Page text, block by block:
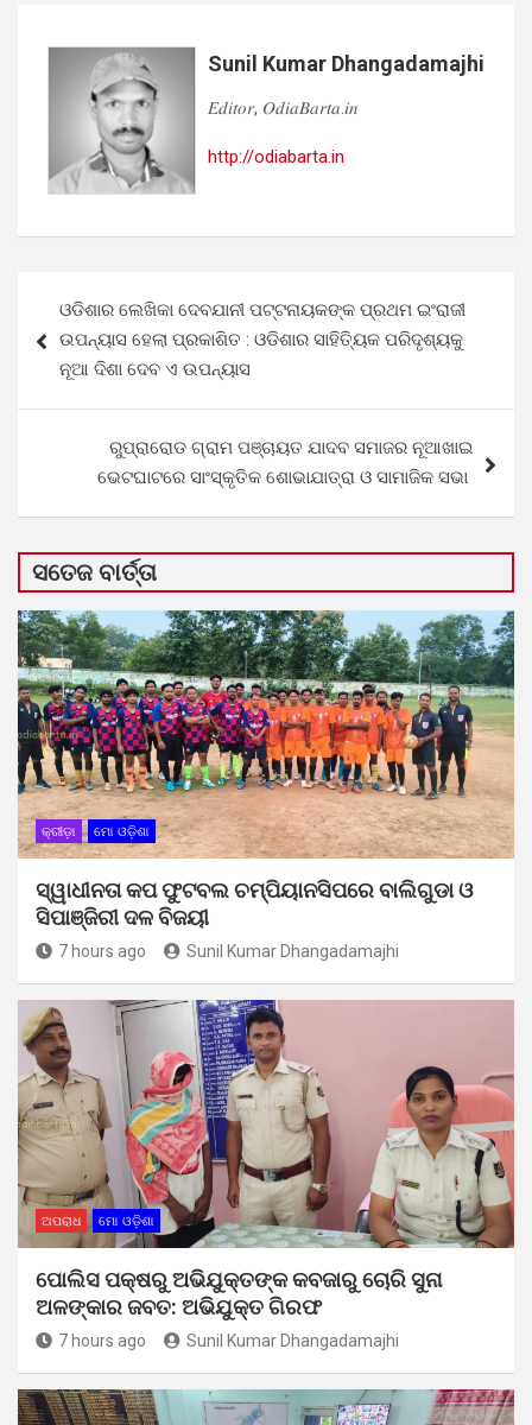
Sunil Kumar Dhangadamajhi
𝐸𝑑𝑖𝑡𝑜𝑟, 𝑂𝑑𝑖𝑎𝐵𝑎𝑟𝑡𝑎.𝑖𝑛
http://odiabarta.in
navigation
ଓଡିଶାର ଲେଖିକା ଦେବଯାନୀ ପଟ୍ଟନାୟକଙ୍କ ପ୍ରଥମ ଇଂରାଜୀ
ଉପନ୍ୟାସ ହେଲା ପ୍ରକାଶିତ : ଓଡିଶାର ସାହିତ୍ୟିକ ପରିଦୃଶ୍ୟକୁ
ନୂଆ ଦିଶା ଦେବ ଏ ଉପନ୍ୟାସ
ରୁପ୍ରାରୋଡ ଗ୍ରାମ ପଞ୍ଚାୟତ ଯାଦବ ସମାଜର ନୂଆଖାଇ
ଭେଟଘାଟରେ ସାଂସ୍କୃତିକ ଶୋଭାଯାତ୍ରା ଓ ସାମାଜିକ ସଭା
ସତେଜ ବାର୍ତ୍ତା
କ୍ରୀଡ଼ା ମୋ ଓଡ଼ିଶା
ସ୍ୱାଧୀନତା କପ ଫୁଟବଲ ଚମ୍ପିୟାନସିପରେ ବାଲିଗୁଡା ଓ
ସିପାଞ୍ଜିରୀ ଦଳ ବିଜୟୀ
7 hours ago Sunil Kumar Dhangadamajhi
ଅପରାଧ ମୋ ଓଡ଼ିଶା
ପୋଲିସ ପକ୍ଷରୁ ଅଭିଯୁକ୍ତଙ୍କ କବଜାରୁ ଚୋରି ସୁନା
ଅଳଙ୍କାର ଜବତ: ଅଭିଯୁକ୍ତ ଗିରଫ
7 hours ago Sunil Kumar Dhangadamajhi